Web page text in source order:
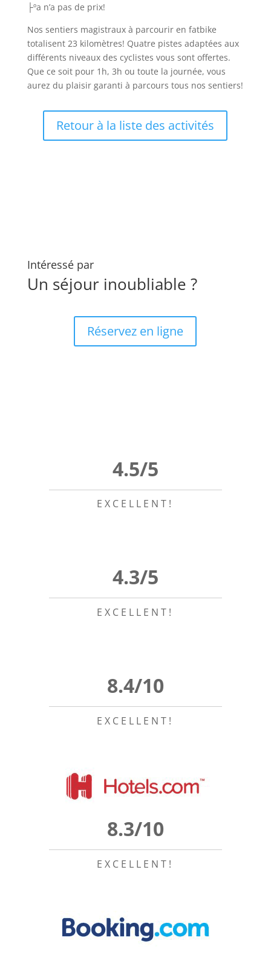
├ºa n’a pas de prix!
Nos sentiers magistraux à parcourir en fatbike
totalisent 23 kilomètres! Quatre pistes adaptées aux
différents niveaux des cyclistes vous sont offertes.
Que ce soit pour 1h, 3h ou toute la journée, vous
aurez du plaisir garanti à parcours tous nos sentiers!
Retour à la liste des activités
Intéressé par
Un séjour inoubliable ?
Réservez en ligne
4.5/5
EXCELLENT!
4.3/5
EXCELLENT!
8.4/10
EXCELLENT!
8.3/10
EXCELLENT!